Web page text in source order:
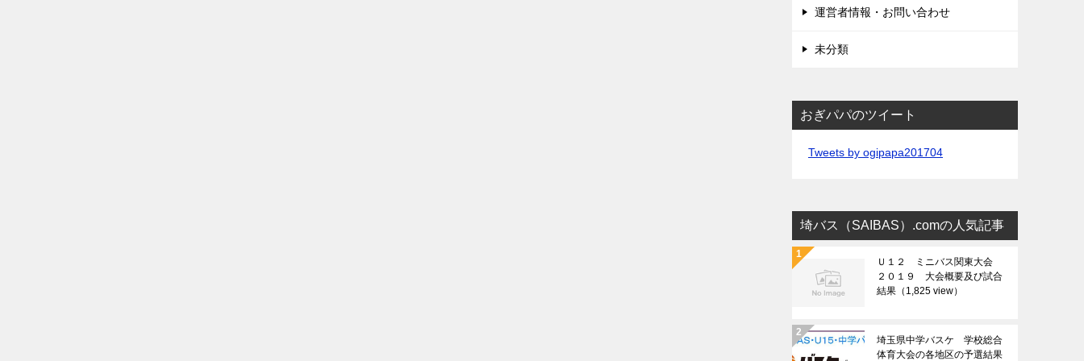
運営者情報・お問い合わせ
未分類
おぎパパのツイート
Tweets by ogipapa201704
埼バス（SAIBAS）.comの人気記事
Ｕ１２ ミニバス関東大会
２０１９ 大会概要及び試合
結果 （1,825 view）
埼玉県中学バスケ 学校総合
体育大会の各地区の予選結果